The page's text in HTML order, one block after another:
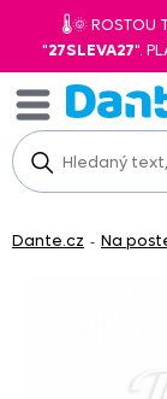
🌡️🌞 ROSTOU
"27SLEVA27".
Dante.cz - Na